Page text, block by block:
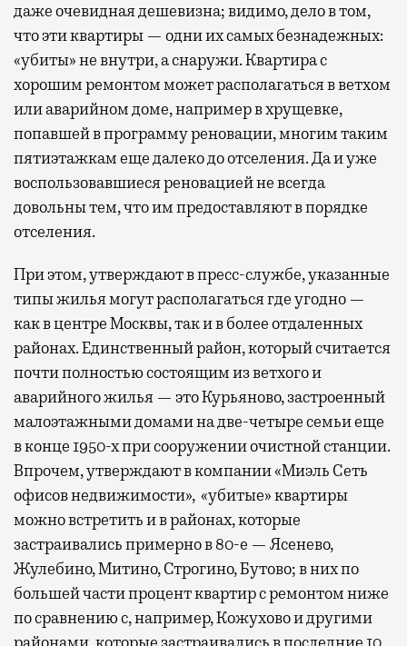
даже очевидная дешевизна; видимо, дело в том,
что эти квартиры — одни их самых безнадежных:
«убиты» не внутри, а снаружи. Квартира с
хорошим ремонтом может располагаться в ветхом
или аварийном доме, например в хрущевке,
попавшей в программу реновации, многим таким
пятиэтажкам еще далеко до отселения. Да и уже
воспользовавшиеся реновацией не всегда
довольны тем, что им предоставляют в порядке
отселения.
При этом, утверждают в пресс-службе, указанные
типы жилья могут располагаться где угодно —
как в центре Москвы, так и в более отдаленных
районах. Единственный район, который считается
почти полностью состоящим из ветхого и
аварийного жилья — это Курьяново, застроенный
малоэтажными домами на две-четыре семьи еще
в конце 1950-х при сооружении очистной станции.
Впрочем, утверждают в компании«Миэль Сеть
офисов недвижимости», «убитые» квартиры
можно встретить и врайонах, которые
застраивались примерно в 80-е — Ясенево,
Жулебино, Митино, Строгино, Бутово; в них по
большей части процент квартир с ремонтом ниже
по сравнению с, например, Кожухово и другими